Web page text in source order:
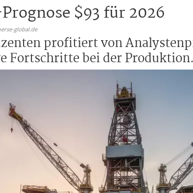
$93 für 2026
global.de
profitiert von
Fortschritte bei der Produktion.